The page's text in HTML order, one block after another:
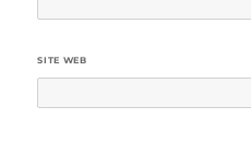
SITE WEB